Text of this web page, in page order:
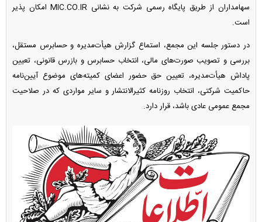
سهامداران از طریق پایگاه رسمی شرکت به نشانی MIC.CO.IR امکان پذیر
است.
در دستور جلسه این مجمع، استماع گزارش هیأت‌مدیره و حسابرس مستقل،
بررسی و تصویب صورت‌های مالی، انتخاب حسابرس و بازرس قانونی، تعیین
پاداش هیأت‌مدیره، تعیین حق حضور اعضای کمیته‌های موضوع آیین‌نامه
حاکمیت شرکتی، انتخاب روزنامه کثیرالانتشار و سایر مواردی که در صلاحیت
مجمع عمومی عادی باشد، قرار دارد.